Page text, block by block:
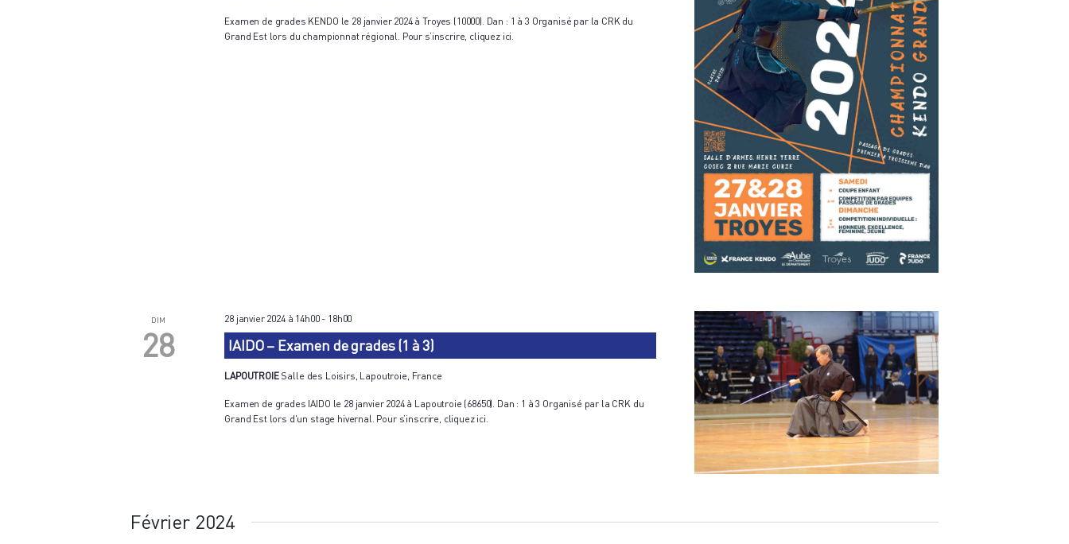
Examen de grades KENDO le 28 janvier 2024 à Troyes (10000). Dan : 1 à 3 Organisé par la CRK du
Grand Est lors du championnat régional. Pour s’inscrire, cliquez ici.
DIM
28 IAIDO – Examen de grades (1 à 3)
28 janvier 2024 à 14h00- 18h00
LAPOUTROIE Salle des Loisirs, Lapoutroie, France
Examen de grades IAIDO le 28 janvier 2024 à Lapoutroie (68650). Dan : 1 à 3 Organisé par la CRK du
Grand Est lors d'un stage hivernal. Pour s’inscrire, cliquez ici.
Février 2024